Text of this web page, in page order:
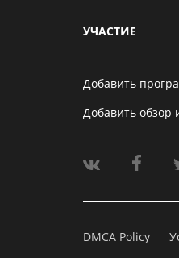
УЧАСТИЕ
Добавить
Добавить обзор
DMCA Policy